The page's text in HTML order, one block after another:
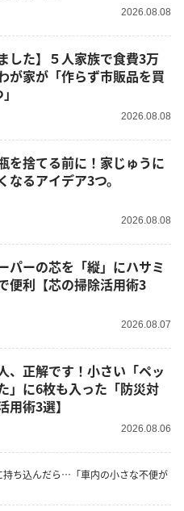
2026.08.08
した】５人家族で食費3万
が家が「作らず市販品を買
2026.08.08
を捨てる前に！家じゅうに
なるアイデア3つ。
2026.08.08
パーの芯を「縦」にハサミ
便利【芯の掃除活用術3
2026.08.07
、正解です！小さい「ペッ
」に6枚も入った「防災対
用術3選】
2026.08.06
ち込んだら…「車内の小さな不便が